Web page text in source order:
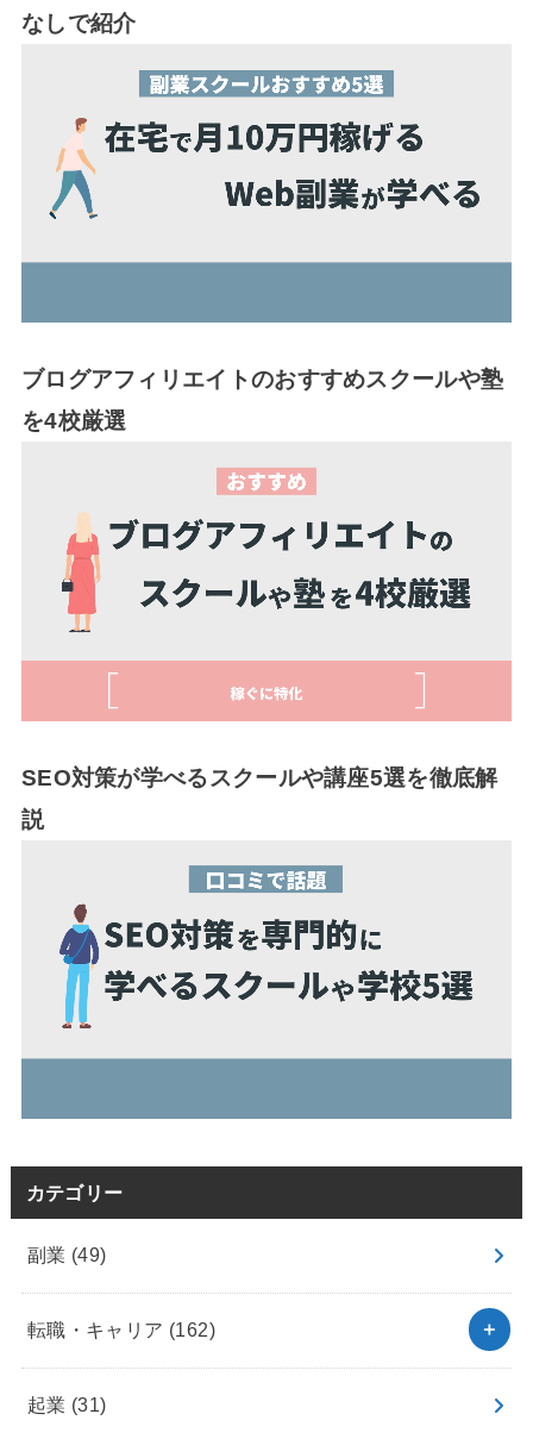
なしで紹介
ブログアフィリエイトのおすすめスクールや塾
を4校厳選
SEO対策が学べるスクールや講座5選を徹底解
説
カテゴリー
副業 (49)
転職・キャリア (162)
起業 (31)